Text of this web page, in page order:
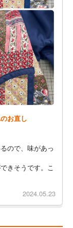
お直し
ので、味があっ
きそうです。こ
2024.05.23